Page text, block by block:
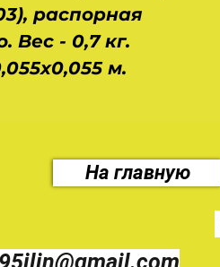
распорная
Вес - 0,7 кг.
м.
На главную